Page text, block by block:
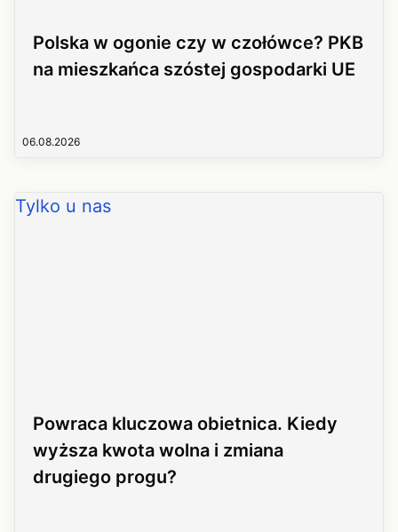
Polska w ogonie czy w czołówce? PKB
na mieszkańca szóstej gospodarki UE
06.08.2026
Tylko u nas
Powraca kluczowa obietnica. Kiedy
wyższa kwota wolna i zmiana
drugiego progu?